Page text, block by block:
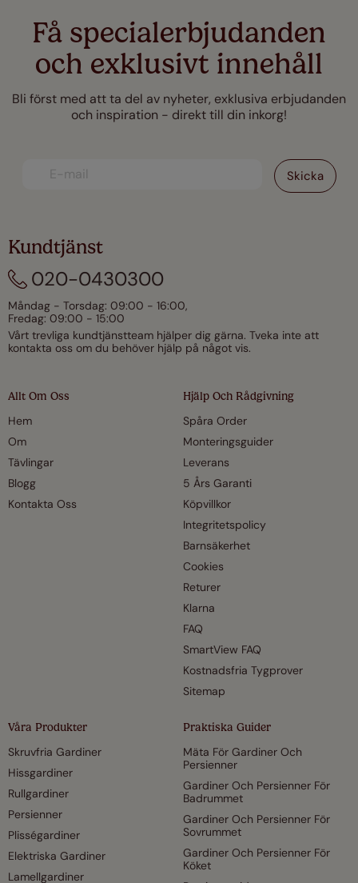
Få specialerbjudanden
och exklusivt innehåll
Bli först med att ta del av nyheter, exklusiva erbjudanden
och inspiration - direkt till din inkorg!
Allt Om Oss
Hem
Om
Tävlingar
Blogg
Kontakta Oss
Hjälp Och Rådgivning
Spåra Order
Monteringsguider
Leverans
5 Års Garanti
Köpvillkor
Integritetspolicy
Barnsäkerhet
Cookies
Returer
Klarna
FAQ
SmartView FAQ
Kostnadsfria Tygprover
Sitemap
Våra Produkter
Skruvfria Gardiner
Hissgardiner
Rullgardiner
Persienner
Plisségardiner
Elektriska Gardiner
Lamellgardiner
Praktiska Guider
Mäta För Gardiner Och
Persienner
Gardiner Och Persienner För
Badrummet
Gardiner Och Persienner För
Sovrummet
Gardiner Och Persienner För
Köket
Kundtjänst
020-0430300
Måndag - Torsdag: 09:00 - 16:00,
Fredag: 09:00 - 15:00
Vårt trevliga kundtjänstteam hjälper dig gärna. Tveka inte att
kontakta oss om du behöver hjälp på något vis.